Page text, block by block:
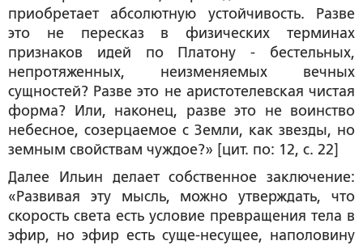
приобретает абсолютную устойчивость. Разве
это не пересказ в физических терминах
признаков идей по Платону - бестельных,
непротяженных, неизменяемых вечных
сущностей? Разве это не аристотелевская чистая
форма? Или, наконец, разве это не воинство
небесное, созерцаемое с Земли, как звезды, но
земным свойствам чуждое?» [цит. по: 12, с. 22]
Далее Ильин делает собственное заключение:
«Развивая эту мысль, можно утверждать, что
скорость света есть условие превращения тела в
эфир, но эфир есть суще-несущее, наполовину